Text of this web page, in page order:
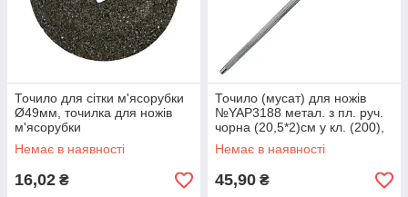
Точило для сітки м'ясорубки
Ø49мм, точилка для ножів
м'ясорубки
Немає в наявності
16,02 ₴
Точило (мусат) для ножів
№YAP3188 метал. з пл. руч.
чорна (20,5*2)см у кл. (200),
мусат для ножів
Немає в наявності
45,90 ₴